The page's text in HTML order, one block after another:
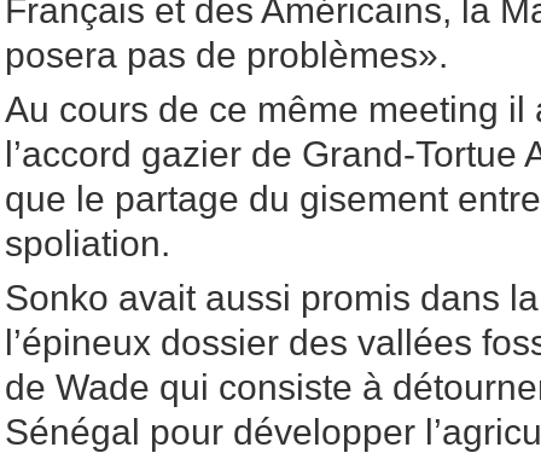
Français et des Américains, la
posera pas de problèmes».
Au cours de ce même meeting il
l’accord gazier de Grand-Tortue
que le partage du gisement
spoliation.
Sonko avait aussi promis dans
l’épineux dossier des vallées
de Wade qui consiste à
Sénégal pour développer